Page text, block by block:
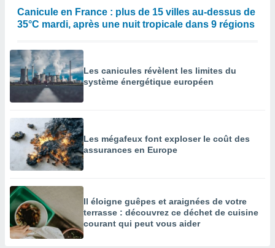
Canicule en France : plus de 15 villes au-dessus de
35°C mardi, après une nuit tropicale dans 9 régions
Les canicules révèlent les limites du
système énergétique européen
Les mégafeux font exploser le coût des
assurances en Europe
Il éloigne guêpes et araignées de votre
terrasse : découvrez ce déchet de cuisine
courant qui peut vous aider